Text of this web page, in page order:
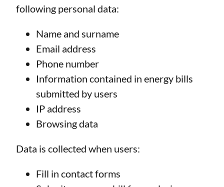
following personal data:
Name and surname
Email address
Phone number
Information contained in energy bills
submitted by users
IP address
Browsing data
Data is collected when users:
Fill in contact forms